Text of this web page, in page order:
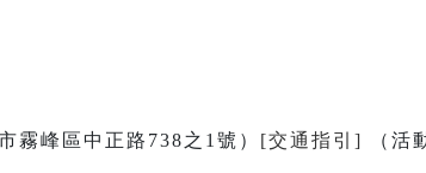
霧峰區中正路738之1號） [交通指引]
（活